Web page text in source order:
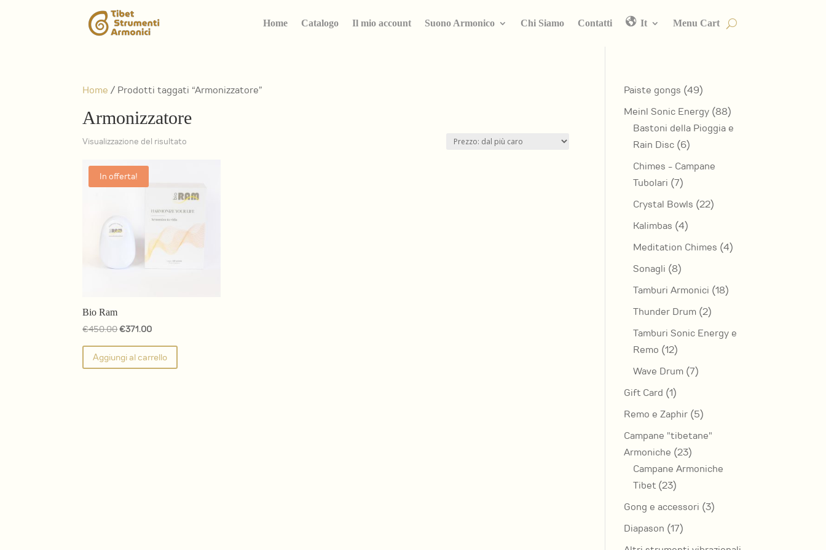
Home Catalogo Il mio account Suono Armonico Chi Siamo Contatti It Menu Cart
Home / Prodotti taggati “Armonizzatore”
Armonizzatore
Visualizzazione del risultato
In offerta!
Bio Ram
€450.00Il
prezzo
originale
era:
€371.00Il
prezzo
attuale
è:
Aggiungi al carrello
Paiste gongs 4949
prodotti
Meinl Sonic Energy 8888
prodotti
Bastoni della Pioggia e
Rain Disc 66
Chimes - Campane
Tubolari 77
prodotti
Crystal Bowls 2222
Kalimbas 44
prodotti
Meditation Chimes 44
Sonagli 88
prodotti
Tamburi Armonici 1818
Thunder Drum 22
Tamburi Sonic Energy e
Remo 1212
prodotti
Wave Drum 77
Gift Card 11
prodotto
Remo e Zaphir 55
prodotti
Campane "tibetane"
Armoniche 2323
prodotti
Campane Armoniche
Tibet 2323
prodotti
Gong e accessori 33
Diapason 1717
prodotti